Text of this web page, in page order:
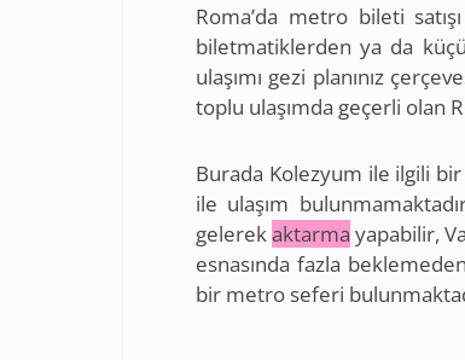
Roma’da metro bileti
biletmatiklerden ya da
ulaşımı gezi planınız
toplu ulaşımda geçerli olan
Burada Kolezyum ile ilgili
ile ulaşım
gelerekaktarma yapabilir,
esnasında fazla beklemeden
bir metro seferi